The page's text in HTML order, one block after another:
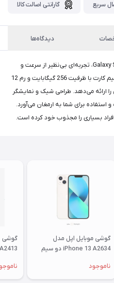
سریع گارانتی اصالت کالا
دیدگاه‌ها
با گوشی موبایل سامسونگ Galaxy S25 Edge، تجربه‌ای بی‌نظیر از سرعت و
عملکرد را تجربه کنید. این گوشی دو سیم کارت با ظرفیت 256 گیگابایت و رم 12
ارائه می‌دهد. طراحی شیک و نمایشگر
استفاده برای شما به ارمغان می‌آورد.
بسیاری را مجذوب خود کرده است.
گوشی موبایل اپل مدل
iPhone 13 A2634 دو سیم‌
رم 4 گیگابایت
ناموجود
گوشی
گیگابایت